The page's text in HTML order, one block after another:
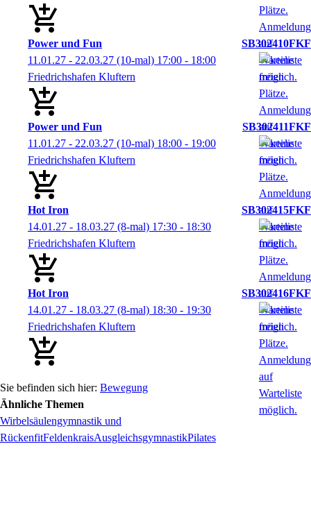
Power und Fun
SB302410FKF
11.01.27 - 22.03.27 (10-mal) 17:00 - 18:00
Friedrichshafen Kluftern
Power und Fun
SB302411FKF
11.01.27 - 22.03.27 (10-mal) 18:00 - 19:00
Friedrichshafen Kluftern
Hot Iron
SB302415FKF
14.01.27 - 18.03.27 (8-mal) 17:30 - 18:30
Friedrichshafen Kluftern
Hot Iron
SB302416FKF
14.01.27 - 18.03.27 (8-mal) 18:30 - 19:30
Friedrichshafen Kluftern
Bewegung
Ähnliche Themen
Wirbelsäulengymnastik und
RückenfitFeldenkraisAusgleichsgymnastikPilates